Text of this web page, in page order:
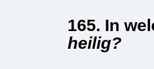
165. In
heilig?